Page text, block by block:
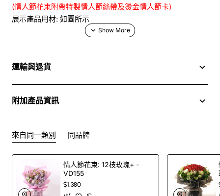
(情人節花束附帶特製情人節絲帶及燙金情人節卡)
展示產品用材: 如圖所示
訂購鮮花及手工製品前,為保障客戶利益,請閱讀條款及細則
運輸與退貨
附加產品資訊
來自同一類別 同品牌
情人節花束: 12枝玫瑰+ -
VD155
$1,380